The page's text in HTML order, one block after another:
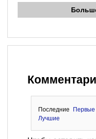
Последние
Первые
Лучшие